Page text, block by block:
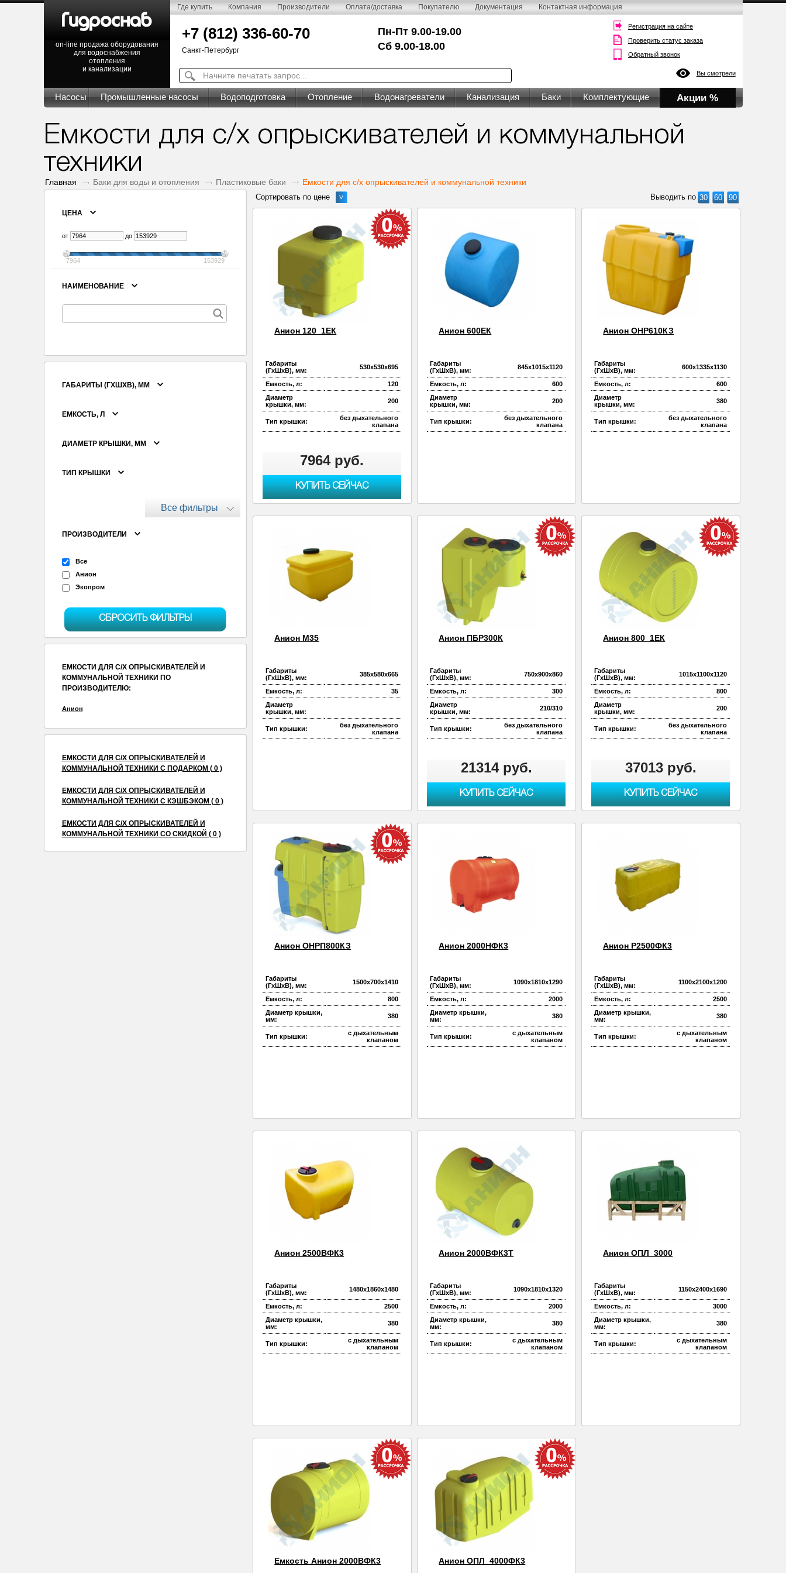
on-line продажа оборудования
для водоснабжения
отопления
и канализации
Где купить Компания Производители Оплата/доставка Покупателю Документация Контактная информация
+7 (812) 336-60-70
Санкт-Петербург
Пн-Пт 9.00-19.00
Сб 9.00-18.00
Регистрация на сайте
Проверить статус заказа
Обратный звонок
Вы смотрели
Насосы Промышленные насосы Водоподготовка Отопление Водонагреватели Канализация Баки Комплектующие Акции %
Емкости для с/х опрыскивателей и коммунальной
техники
Главная Баки для воды и отопления Пластиковые баки Емкости для с/х опрыскивателей и коммунальной техники
ЦЕНА
от до
7964 153929
НАИМЕНОВАНИЕ
ГАБАРИТЫ (ГХШХВ), ММ
ЕМКОСТЬ, Л
ДИАМЕТР КРЫШКИ, ММ
ТИП КРЫШКИ
Все фильтры
ПРОИЗВОДИТЕЛИ
Все
Анион
Экопром
СБРОСИТЬ ФИЛЬТРЫ
ЕМКОСТИ ДЛЯ С/Х ОПРЫСКИВАТЕЛЕЙ И
КОММУНАЛЬНОЙ ТЕХНИКИ ПО
ПРОИЗВОДИТЕЛЮ:
Анион
ЕМКОСТИ ДЛЯ С/Х ОПРЫСКИВАТЕЛЕЙ И
КОММУНАЛЬНОЙ ТЕХНИКИ С ПОДАРКОМ ( 0 )
ЕМКОСТИ ДЛЯ С/Х ОПРЫСКИВАТЕЛЕЙ И
КОММУНАЛЬНОЙ ТЕХНИКИ С КЭШБЭКОМ ( 0 )
ЕМКОСТИ ДЛЯ С/Х ОПРЫСКИВАТЕЛЕЙ И
КОММУНАЛЬНОЙ ТЕХНИКИ СО СКИДКОЙ ( 0 )
Сортировать по цене Выводить по 90
60
30
Анион 120_1ЕК
Габариты
(ГхШхВ), мм:
530х530х695
Емкость, л:
120
Диаметр
крышки, мм:
200
Тип крышки:
без дыхательного
клапана
7964 руб.
КУПИТЬ СЕЙЧАС
Анион 600ЕК
Габариты
(ГхШхВ), мм:
845х1015х1120
Емкость, л:
600
Диаметр
крышки, мм:
200
Тип крышки:
без дыхательного
клапана
Анион ОНР610КЗ
Габариты
(ГхШхВ), мм:
600х1335х1130
Емкость, л:
600
Диаметр
крышки, мм:
380
Тип крышки:
без дыхательного
клапана
Анион М35
Габариты
(ГхШхВ), мм:
385х580х665
Емкость, л:
35
Диаметр
крышки, мм:
Тип крышки:
без дыхательного
клапана
Анион ПБР300К
Габариты
(ГхШхВ), мм:
750х900х860
Емкость, л:
300
Диаметр
крышки, мм:
210/310
Тип крышки:
без дыхательного
клапана
21314 руб.
КУПИТЬ СЕЙЧАС
Анион 800_1ЕК
Габариты
(ГхШхВ), мм:
1015х1100х1120
Емкость, л:
800
Диаметр
крышки, мм:
200
Тип крышки:
без дыхательного
клапана
37013 руб.
КУПИТЬ СЕЙЧАС
Анион ОНРП800КЗ
Габариты
(ГхШхВ), мм:
1500х700х1410
Емкость, л:
800
Диаметр крышки,
мм:
380
Тип крышки:
с дыхательным
клапаном
Анион 2000НФК3
Габариты
(ГхШхВ), мм:
1090х1810х1290
Емкость, л:
2000
Диаметр крышки,
мм:
380
Тип крышки:
с дыхательным
клапаном
Анион Р2500ФК3
Габариты
(ГхШхВ), мм:
1100х2100х1200
Емкость, л:
2500
Диаметр крышки,
мм:
380
Тип крышки:
с дыхательным
клапаном
Анион 2500ВФК3
Габариты
(ГхШхВ), мм:
1480х1860х1480
Емкость, л:
2500
Диаметр крышки,
мм:
380
Тип крышки:
с дыхательным
клапаном
Анион 2000ВФК3Т
Габариты
(ГхШхВ), мм:
1090х1810х1320
Емкость, л:
2000
Диаметр крышки,
мм:
380
Тип крышки:
с дыхательным
клапаном
Анион ОПЛ_3000
Габариты
(ГхШхВ), мм:
1150х2400х1690
Емкость, л:
3000
Диаметр крышки,
мм:
380
Тип крышки:
с дыхательным
клапаном
Емкость Анион 2000ВФК3 Анион ОПЛ_4000ФК3